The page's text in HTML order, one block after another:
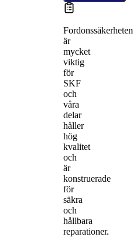
Fordonssäkerheten
är
mycket
viktig
för
SKF
och
våra
delar
håller
hög
kvalitet
och
är
konstruerade
för
säkra
och
hållbara
reparationer.